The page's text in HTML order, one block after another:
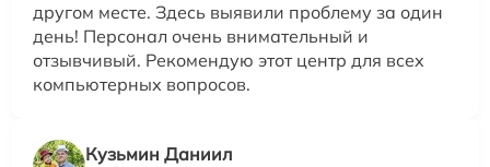
другом месте. Здесь выявили проблему за один
день! Персонал очень внимательный и
отзывчивый. Рекомендую этот центр для всех
компьютерных вопросов.
Кузьмин Даниил